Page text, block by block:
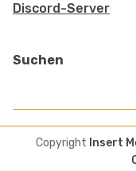
Discord-Server
Suchen
Copyright Insert